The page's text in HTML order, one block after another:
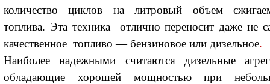
количество циклов на литровый объем
топлива. Эта техника отлично переносит даже не
качественное топливо — бензиновое или дизельное.
Наиболее надежными считаются дизельные
обладающие хорошей мощностью при